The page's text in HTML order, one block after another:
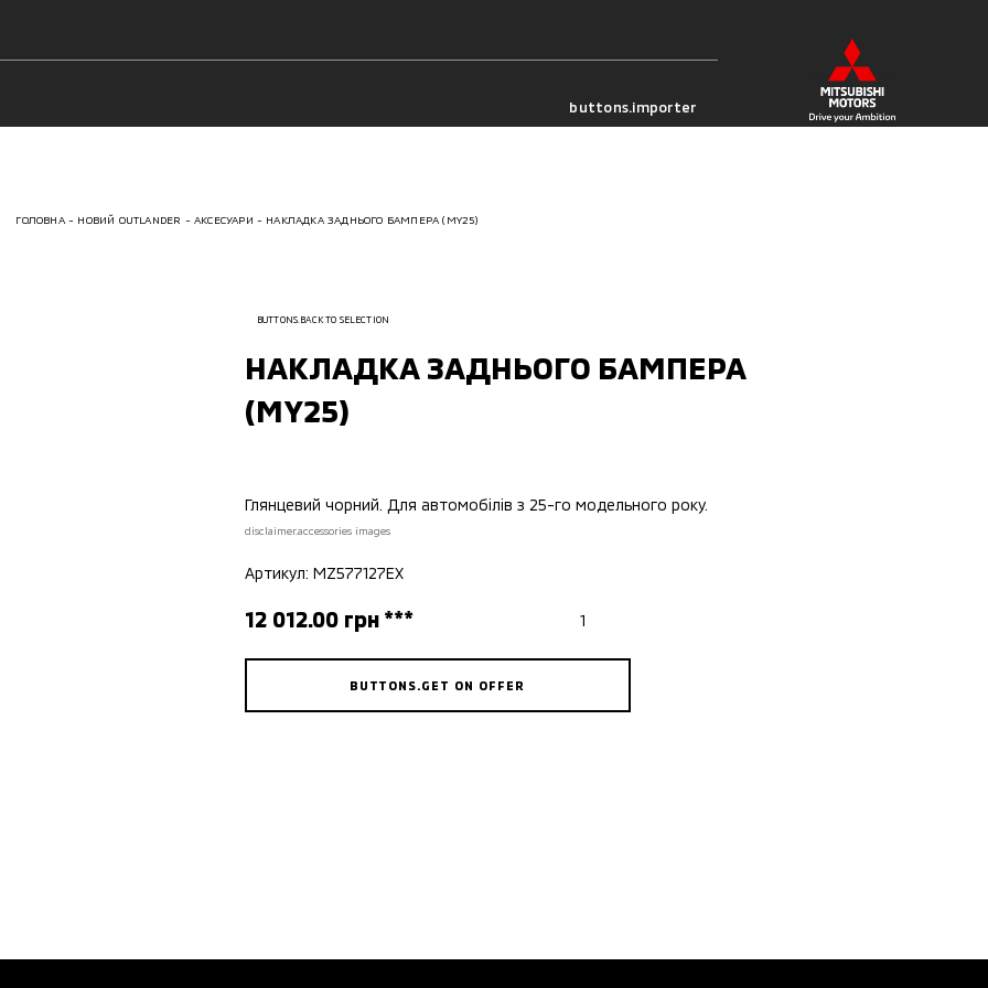
buttons.importer
ГОЛОВНА НОВИЙ OUTLANDER АКСЕСУАРИ НАКЛАДКА ЗАДНЬОГО БАМПЕРА (MY25)
BUTTONS.BACK TO SELECTION
НАКЛАДКА ЗАДНЬОГО БАМПЕРА
(MY25)
Глянцевий чорний. Для автомобілів з 25-го модельного року.
disclaimer.accessories images
Артикул: MZ577127EX
12 012.00 грн ***
BUTTONS.GET ON OFFER